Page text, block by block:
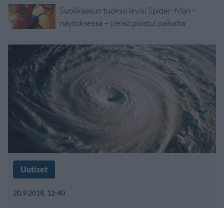
Suolikaasun tuoksu levisi Spider-Man -
näytöksessä – yleisö poistui paikalta
Uutiset
20.9.2018, 12:40